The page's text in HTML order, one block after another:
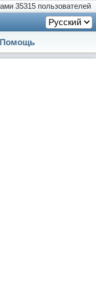
35315 пользователей
Русский
Помощь